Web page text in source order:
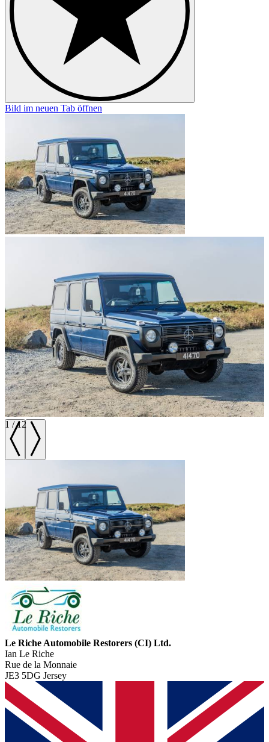
Bild im neuen Tab öffnen
1 /12
Le Riche Automobile Restorers (CI) Ltd.
Ian Le Riche
Rue de la Monnaie
JE3 5DG Jersey